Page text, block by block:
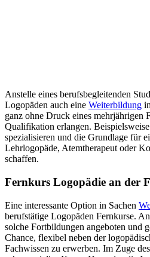
Anstelle eines berufsbegleitenden
Logopäden auch eine Weiterbildung
ganz ohne Druck eines mehrjährigen
Qualifikation erlangen.
spezialisieren und die Grundlage für
Lehrlogopäde, Atemtherapeut oder
schaffen.
Fernkurs Logopädie an der
Eine interessante Option in Sachen
berufstätige Logopäden Fernkurse.
solche Fortbildungen angeboten und
Chance, flexibel neben der
Fachwissen zu erwerben. Im Zuge